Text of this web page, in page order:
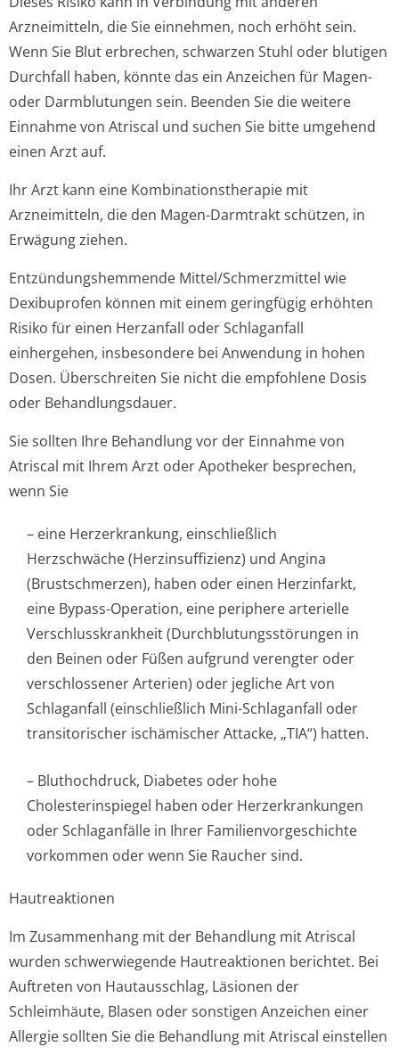
Arzneimitteln, die Sie einnehmen, noch erhöht sein.
Wenn Sie Blut erbrechen, schwarzen Stuhl oder blutigen
Durchfall haben, könnte das ein Anzeichen für Magen-
oder Darmblutungen sein. Beenden Sie die weitere
Einnahme von Atriscal und suchen Sie bitte umgehend
einen Arzt auf.
Ihr Arzt kann eine Kombinationsthe­rapie mit
Arzneimitteln, die den Magen-Darmtrakt schützen, in
Erwägung ziehen.
Entzündungshemmende Mittel/Schmer­zmittel wie
Dexibuprofen können mit einem geringfügig erhöhten
Risiko für einen Herzanfall oder Schlaganfall
einhergehen, insbesondere bei Anwendung in hohen
Dosen. Überschreiten Sie nicht die empfohlene Dosis
oder Behandlungsdauer.
Sie sollten Ihre Behandlung vor der Einnahme von
Atriscal mit Ihrem Arzt oder Apotheker besprechen,
wenn Sie
– eine Herzerkrankung, einschließlich
Herzschwäche (Herzinsuffizienz) und Angina
(Brustschmerzen), haben oder einen Herzinfarkt,
eine Bypass-Operation, eine periphere arterielle
Verschlusskrankheit (Durchblutungsstörun­gen in
den Beinen oder Füßen aufgrund verengter oder
verschlossener Arterien) oder jegliche Art von
Schlaganfall (einschließlich Mini-Schlaganfall oder
transitorischer ischämischer Attacke, „TIA“) hatten.
– Bluthochdruck, Diabetes oder hohe
Cholesterinspiegel haben oder Herzerkrankungen
oder Schlaganfälle in Ihrer Familienvorges­chichte
vorkommen oder wenn Sie Raucher sind.
Hautreaktionen
Im Zusammenhang mit der Behandlung mit Atriscal
wurden schwerwiegende Hautreaktionen berichtet. Bei
Auftreten von Hautausschlag, Läsionen der
Schleimhäute, Blasen oder sonstigen Anzeichen einer
Allergie sollten Sie die Behandlung mit Atriscal einstellen